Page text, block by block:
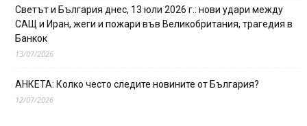
Светът и България днес, 13 юли 2026 г.: нови удари между
САЩ и Иран, жеги и пожари във Великобритания, трагедия в
Банкок
13/07/2026
АНКЕТА: Колко често следите новините от България?
12/07/2026